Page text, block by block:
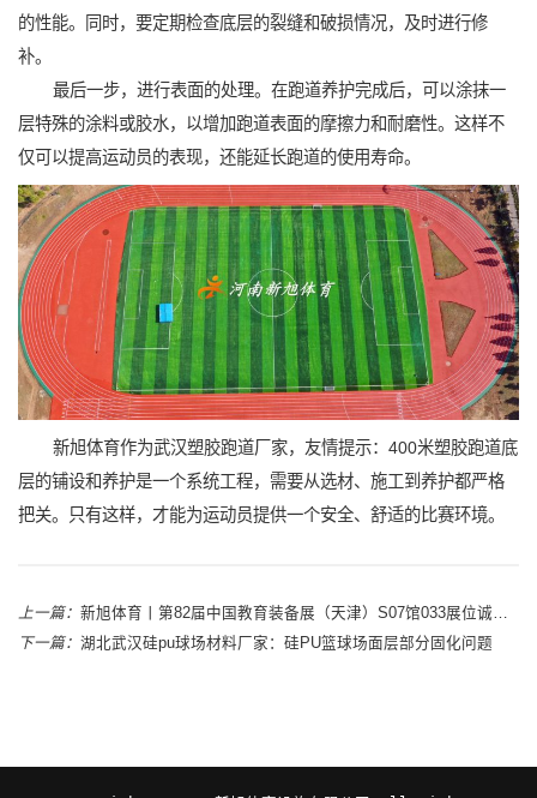
的性能。同时，要定期检查底层的裂缝和破损情况，及时进行修
补。
最后一步，进行表面的处理。在跑道养护完成后，可以涂抹一
层特殊的涂料或胶水，以增加跑道表面的摩擦力和耐磨性。这样不
仅可以提高运动员的表现，还能延长跑道的使用寿命。
新旭体育作为武汉塑胶跑道厂家，友情提示：400米塑胶跑道底
层的铺设和养护是一个系统工程，需要从选材、施工到养护都严格
把关。只有这样，才能为运动员提供一个安全、舒适的比赛环境。
上一篇：
新旭体育丨第82届中国教育装备展（天津）S07馆033展位诚邀您莅临
下一篇： 湖北武汉硅pu球场材料厂家：硅PU篮球场面层部分固化问题